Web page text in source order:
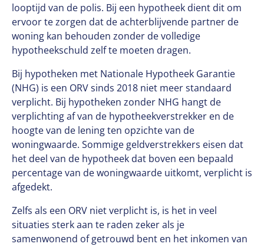
looptijd van de polis. Bij een hypotheek dient dit om
ervoor te zorgen dat de achterblijvende partner de
woning kan behouden zonder de volledige
hypotheekschuld zelf te moeten dragen.
Bij hypotheken met Nationale Hypotheek Garantie
(NHG) is een ORV sinds 2018 niet meer standaard
verplicht. Bij hypotheken zonder NHG hangt de
verplichting af van de hypotheekverstrekker en de
hoogte van de lening ten opzichte van de
woningwaarde. Sommige geldverstrekkers eisen dat
het deel van de hypotheek dat boven een bepaald
percentage van de woningwaarde uitkomt, verplicht is
afgedekt.
Zelfs als een ORV niet verplicht is, is het in veel
situaties sterk aan te raden zeker als je
samenwonend of getrouwd bent en het inkomen van